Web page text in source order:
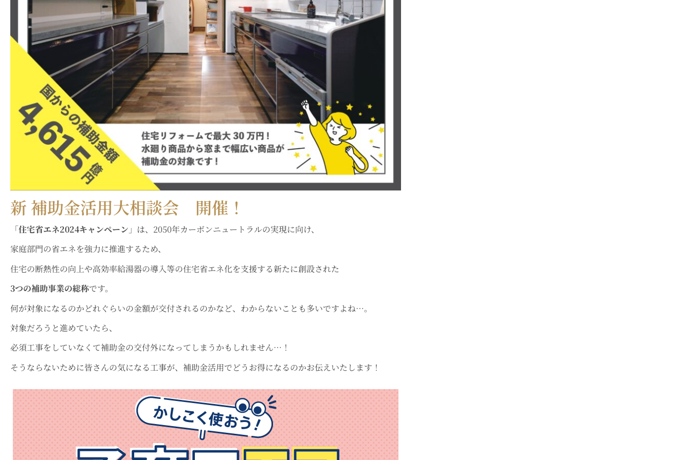
新 補助金活用大相談会 開催！
「住宅省エネ2024キャンペーン 」は、2050年カーボンニュートラルの実現に向け、
家庭部門の省エネを強力に推進するため、
住宅の断熱性の向上や高効率給湯器の導入等の住宅省エネ化を支援する新たに創設された
3つの補助事業の総称です。
何が対象になるのかどれぐらいの金額が交付されるのかなど、わからないことも多いですよね…。
対象だろうと進めていたら、
必須工事をしていなくて補助金の交付外になってしまうかもしれません…！
そうならないために皆さんの気になる工事が、補助金活用でどうお得になるのかお伝えいたします！